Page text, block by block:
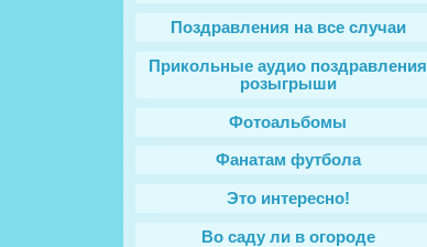
Поздравления на все случаи
Прикольные аудио поздравления
розыгрыши
Фотоальбомы
Фанатам футбола
Это интересно!
Во саду ли в огороде